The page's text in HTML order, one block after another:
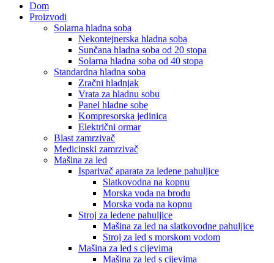
Dom
Proizvodi
Solarna hladna soba
Nekontejnerska hladna soba
Sunčana hladna soba od 20 stopa
Solarna hladna soba od 40 stopa
Standardna hladna soba
Zračni hladnjak
Vrata za hladnu sobu
Panel hladne sobe
Kompresorska jedinica
Električni ormar
Blast zamrzivač
Medicinski zamrzivač
Mašina za led
Isparivač aparata za ledene pahuljice
Slatkovodna na kopnu
Morska voda na brodu
Morska voda na kopnu
Stroj za ledene pahuljice
Mašina za led na slatkovodne pahuljice
Stroj za led s morskom vodom
Mašina za led s cijevima
Mašina za led s cijevima